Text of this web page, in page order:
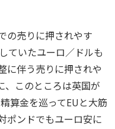
の売りに押されやす
ていたユーロ／ドルも
に伴う売りに押されや
、このところは英国が
算金を巡ってEUと大筋
ポンドでもユーロ安に